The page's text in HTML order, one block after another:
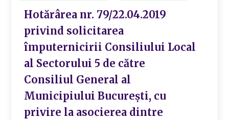
Hotărârea nr. 79/22.04.2019
privind solicitarea
împuternicirii Consiliului Local
al Sectorului 5 de către
Consiliul General al
Municipiului București, cu
privire la asocierea dintre